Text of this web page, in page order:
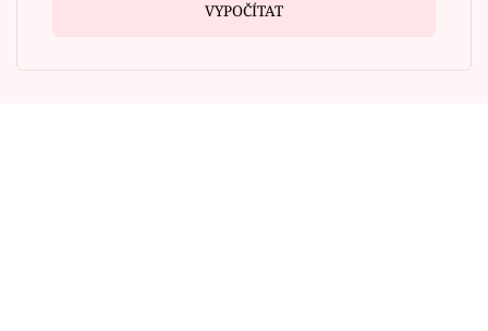
VYPOČÍTAT